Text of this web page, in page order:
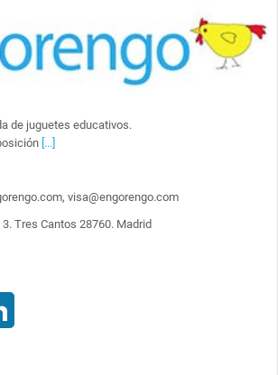
de juguetes educativos.
[...]
visa@engorengo.com
Tres Cantos 28760. Madrid